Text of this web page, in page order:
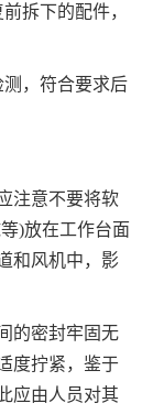
拆下的配件，
，符合要求后
注意不要将软
)放在工作台面
和风机中，影
的密封牢固无
度拧紧，鉴于
应由人员对其